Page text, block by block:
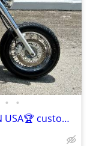
• •
Yamaha V Star Bobber 🏆 CLEANEST IN USA🏆 custom with FL title in hand